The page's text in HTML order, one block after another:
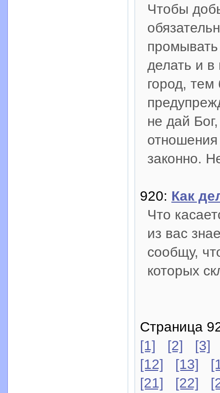
Чтобы
делать и в
город,
не дай
законно.
920: Как
Что
из вас
сообщу,
которых
Страница
[1]
[2]
[3]
[12]
[13]
[21]
[22]